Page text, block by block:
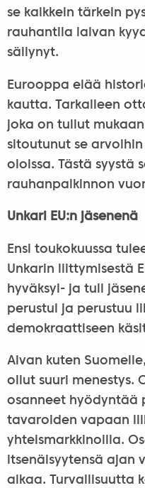
se kaikkein tärkein
rauhantila laivan
säilynyt.
Eurooppa elää
kautta. Tarkalleen
joka on tullut
sitoutunut se
oloissa. Tästä syystä
rauhanpalkinnon
Unkari EU:n jäsenenä
Ensi toukokuussa
Unkarin liittymisestä
hyväksyi- ja tuli
perustui ja perustuu
demokraattiseen
Aivan kuten
ollut suuri menestys.
osanneet hyödyntää
tavaroiden vapaan
yhteismarkkinoilla.
itsenäisyytensä ajan
aikaa. Turvallisuutta